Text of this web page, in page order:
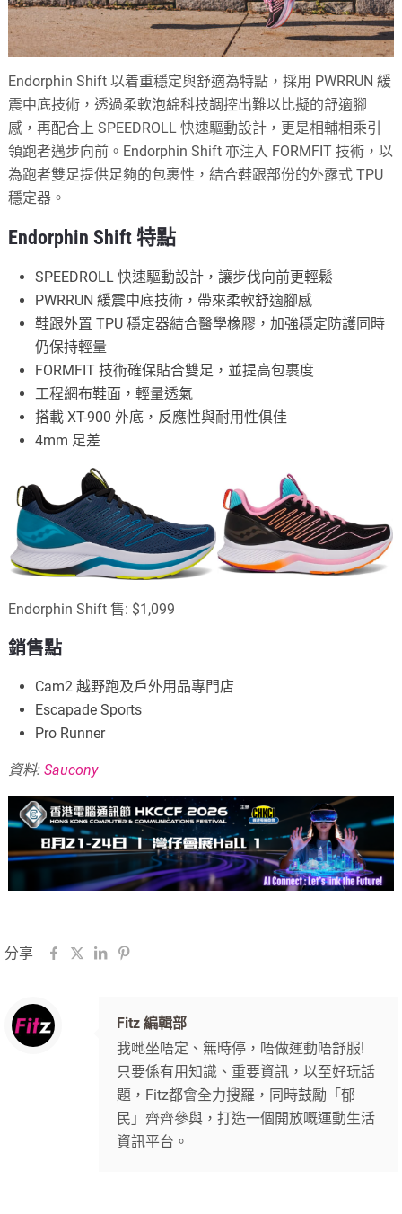
Endorphin Shift 以着重穩定與舒適為特點，採用 PWRRUN 緩
震中底技術，透過柔軟泡綿科技調控出難以比擬的舒適腳
感，再配合上 SPEEDROLL 快速驅動設計，更是相輔相乘引
領跑者邁步向前。Endorphin Shift 亦注入 FORMFIT 技術，以
為跑者雙足提供足夠的包裹性，結合鞋跟部份的外露式 TPU
穩定器。
Endorphin Shift 特點
SPEEDROLL 快速驅動設計，讓步伐向前更輕鬆
PWRRUN 緩震中底技術，帶來柔軟舒適腳感
鞋跟外置 TPU 穩定器結合醫學橡膠，加強穩定防護同時
仍保持輕量
FORMFIT 技術確保貼合雙足，並提高包裹度
工程網布鞋面，輕量透氣
搭載 XT-900 外底，反應性與耐用性俱佳
4mm 足差
Endorphin Shift 售: $1,099
銷售點
Cam2 越野跑及戶外用品專門店
Escapade Sports
Pro Runner
資料:Saucony
分享
Fitz 編輯部
我哋坐唔定、無時停，唔做運動唔舒服!
只要係有用知識、重要資訊，以至好玩話
題，Fitz都會全力搜羅，同時鼓勵「郁
民」齊齊參與，打造一個開放嘅運動生活
資訊平台。